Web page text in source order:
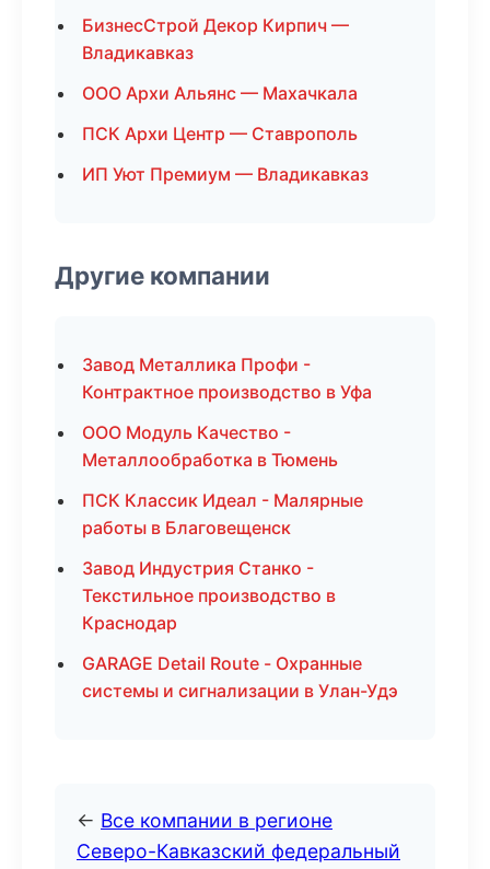
БизнесСтрой Декор Кирпич —
Владикавказ
ООО Архи Альянс — Махачкала
ПСК Архи Центр — Ставрополь
ИП Уют Премиум — Владикавказ
Другие компании
Завод Металлика Профи -
Контрактное производство в Уфа
ООО Модуль Качество -
Металлообработка в Тюмень
ПСК Классик Идеал - Малярные
работы в Благовещенск
Завод Индустрия Станко -
Текстильное производство в
Краснодар
GARAGE Detail Route - Охранные
системы и сигнализации в Улан-Удэ
← Все компании в регионе
Северо-Кавказский федеральный